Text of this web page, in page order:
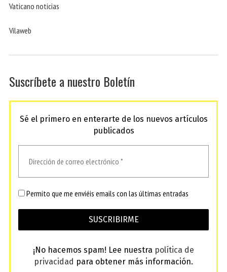
Vaticano noticias
Vilaweb
Suscríbete a nuestro Boletín
Sé el primero en enterarte de los nuevos artículos
publicados
Permito que me enviéis emails con las últimas entradas
¡No hacemos spam! Lee nuestra política de
privacidad para obtener más información.